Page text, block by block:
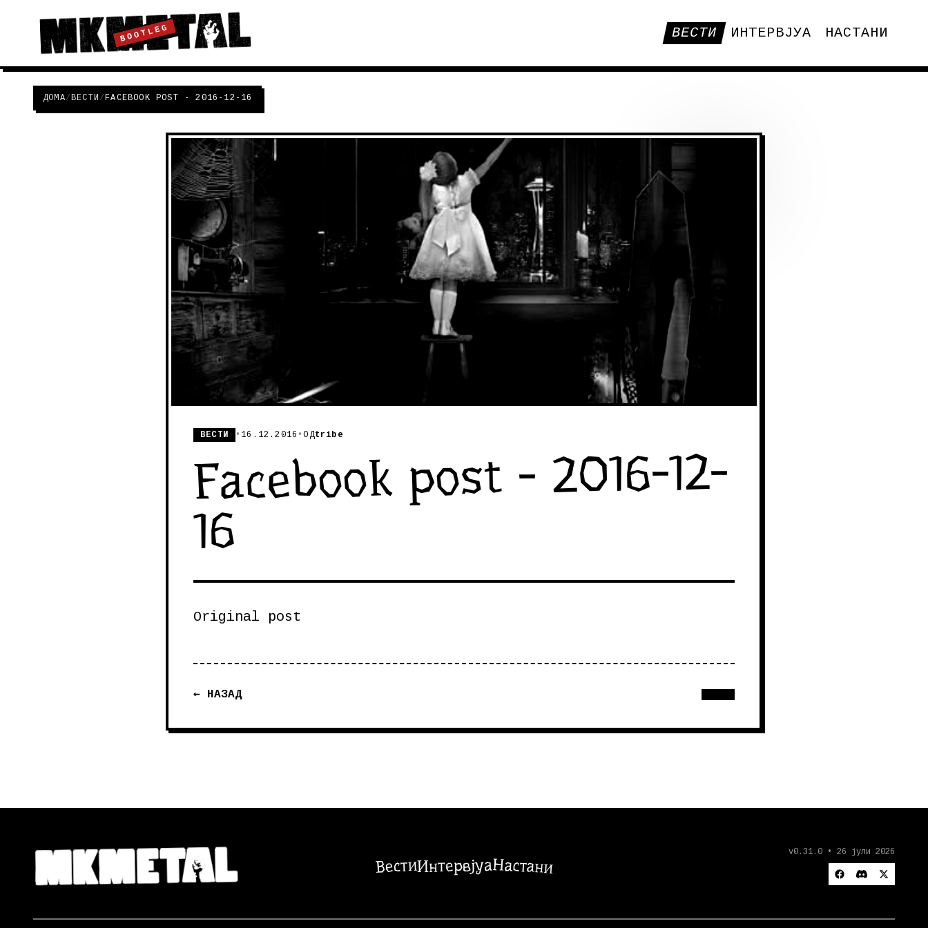
BOOTLEG ВЕСТИ ИНТЕРВЈУА НАСТАНИ
ДОМА/ВЕСТИ /FACEBOOK POST - 2016-12-16
ВЕСТИ • 16.12.2016 •ОДtribe
Facebook post - 2016-12-
16
Original post
← НАЗАД
ВестиИнтервјуаНастани
v0.31.0 • 26 јули 2026